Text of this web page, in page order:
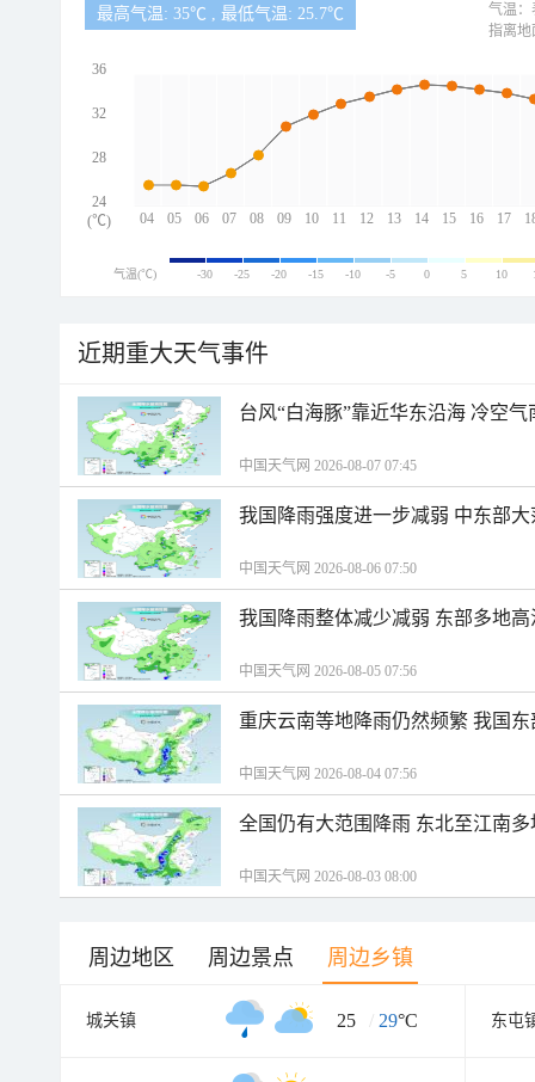
最高气温: 35℃ , 最低气温: 25.7℃
04 05 06 07 08 09 10 11 12 13 14 15 16 17
36
32
28
24
(℃)
气温：
指离地
气温(℃) -30 -25 -20 -15 -10 -5 0 5 10
近期重大天气事件
台风“白海豚”靠近华东沿海 冷空
中国天气网 2026-08-07 07:45
我国降雨强度进一步减弱 中东部
中国天气网 2026-08-06 07:50
我国降雨整体减少减弱 东部多地
中国天气网 2026-08-05 07:56
重庆云南等地降雨仍然频繁 我国
中国天气网 2026-08-04 07:56
全国仍有大范围降雨 东北至江南
中国天气网 2026-08-03 08:00
周边地区 周边景点 周边乡镇
城关镇 25 / 29°C 东屯